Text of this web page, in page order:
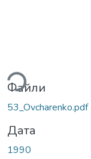
Файли
53_Ovcharenko.pdf
Дата
1990